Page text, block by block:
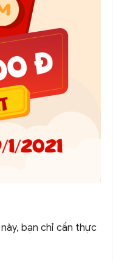
bạn chỉ cần thực